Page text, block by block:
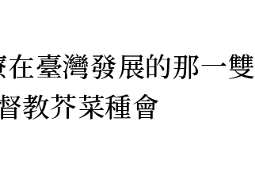
臺灣發展的那一雙
教芥菜種會